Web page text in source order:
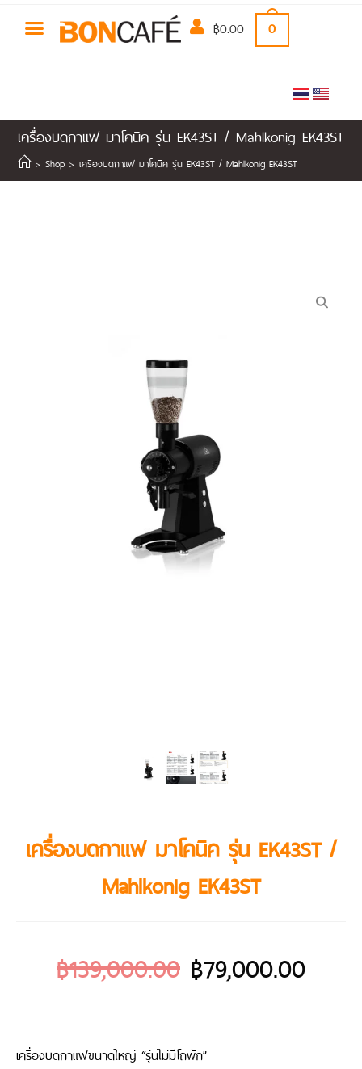
฿0.00 0
เครื่องบดกาแฟ มาโคนิค รุ่น EK43ST / Mahlkonig EK43ST
> Shop > เครื่องบดกาแฟ มาโคนิค รุ่น EK43ST / Mahlkonig EK43ST
เครื่องบดกาแฟ มาโคนิค รุ่น EK43ST /
Mahlkonig EK43ST
฿139,000.00 ฿79,000.00
เครื่องบดกาแฟขนาดใหญ่ “รุ่นไม่มีโถพัก”